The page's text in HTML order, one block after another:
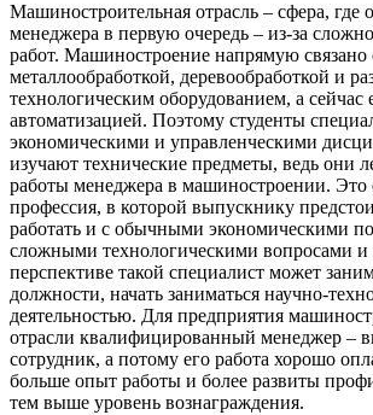
Машиностроительная отрасль – сфера, где
менеджера в первую очередь – из-за
работ. Машиностроение напрямую связано
металлообработкой, деревообработкой и
технологическим оборудованием, а сейчас
автоматизацией. Поэтому студенты
экономическими и управленческими
изучают технические предметы, ведь они
работы менеджера в машиностроении. Это
профессия, в которой выпускнику
работать и с обычными экономическими
сложными технологическими вопросами
перспективе такой специалист может
должности, начать заниматься научно-
деятельностью. Для предприятия
отрасли квалифицированный менеджер –
сотрудник, а потому его работа хорошо
больше опыт работы и более развиты
тем выше уровень вознаграждения.